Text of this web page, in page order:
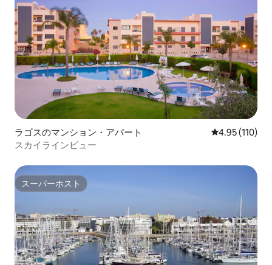
ラゴスのマンション・アパート レビュー110
4.95 (110)
スカイラインビュー
スーパーホスト
スーパーホスト